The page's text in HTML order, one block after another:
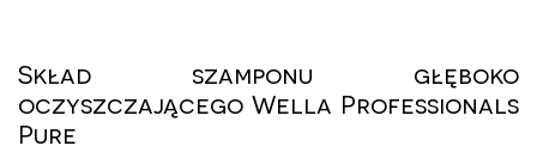
Skład szamponu głęboko
oczyszczającego Wella Professionals
Pure